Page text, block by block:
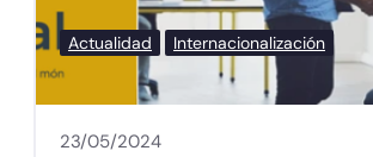
Actualidad Internacionalización
23/05/2024